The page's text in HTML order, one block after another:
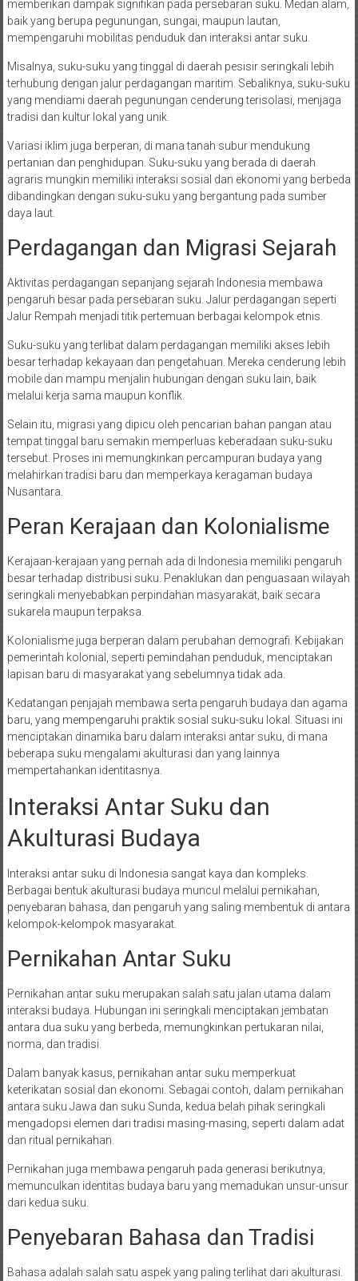
memberikan dampak signifikan pada persebaran suku. Medan alam,
baik yang berupa pegunungan, sungai, maupun lautan,
mempengaruhi mobilitas penduduk dan interaksi antar suku.
Misalnya, suku-suku yang tinggal di daerah pesisir seringkali lebih
terhubung dengan jalur perdagangan maritim. Sebaliknya, suku-suku
yang mendiami daerah pegunungan cenderung terisolasi, menjaga
tradisi dan kultur lokal yang unik.
Variasi iklim juga berperan, di mana tanah subur mendukung
pertanian dan penghidupan. Suku-suku yang berada di daerah
agraris mungkin memiliki interaksi sosial dan ekonomi yang berbeda
dibandingkan dengan suku-suku yang bergantung pada sumber
daya laut.
Perdagangan dan Migrasi Sejarah
Aktivitas perdagangan sepanjang sejarah Indonesia membawa
pengaruh besar pada persebaran suku. Jalur perdagangan seperti
Jalur Rempah menjadi titik pertemuan berbagai kelompok etnis.
Suku-suku yang terlibat dalam perdagangan memiliki akses lebih
besar terhadap kekayaan dan pengetahuan. Mereka cenderung lebih
mobile dan mampu menjalin hubungan dengan suku lain, baik
melalui kerja sama maupun konflik.
Selain itu, migrasi yang dipicu oleh pencarian bahan pangan atau
tempat tinggal baru semakin memperluas keberadaan suku-suku
tersebut. Proses ini memungkinkan percampuran budaya yang
melahirkan tradisi baru dan memperkaya keragaman budaya
Nusantara.
Peran Kerajaan dan Kolonialisme
Kerajaan-kerajaan yang pernah ada di Indonesia memiliki pengaruh
besar terhadap distribusi suku. Penaklukan dan penguasaan wilayah
seringkali menyebabkan perpindahan masyarakat, baik secara
sukarela maupun terpaksa.
Kolonialisme juga berperan dalam perubahan demografi. Kebijakan
pemerintah kolonial, seperti pemindahan penduduk, menciptakan
lapisan baru di masyarakat yang sebelumnya tidak ada.
Kedatangan penjajah membawa serta pengaruh budaya dan agama
baru, yang mempengaruhi praktik sosial suku-suku lokal. Situasi ini
menciptakan dinamika baru dalam interaksi antar suku, di mana
beberapa suku mengalami akulturasi dan yang lainnya
mempertahankan identitasnya.
Interaksi Antar Suku dan
Akulturasi Budaya
Interaksi antar suku di Indonesia sangat kaya dan kompleks.
Berbagai bentuk akulturasi budaya muncul melalui pernikahan,
penyebaran bahasa, dan pengaruh yang saling membentuk di antara
kelompok-kelompok masyarakat.
Pernikahan Antar Suku
Pernikahan antar suku merupakan salah satu jalan utama dalam
interaksi budaya. Hubungan ini seringkali menciptakan jembatan
antara dua suku yang berbeda, memungkinkan pertukaran nilai,
norma, dan tradisi.
Dalam banyak kasus, pernikahan antar suku memperkuat
keterikatan sosial dan ekonomi. Sebagai contoh, dalam pernikahan
antara suku Jawa dan suku Sunda, kedua belah pihak seringkali
mengadopsi elemen dari tradisi masing-masing, seperti dalam adat
dan ritual pernikahan.
Pernikahan juga membawa pengaruh pada generasi berikutnya,
memunculkan identitas budaya baru yang memadukan unsur-unsur
dari kedua suku.
Penyebaran Bahasa dan Tradisi
Bahasa adalah salah satu aspek yang paling terlihat dari akulturasi.